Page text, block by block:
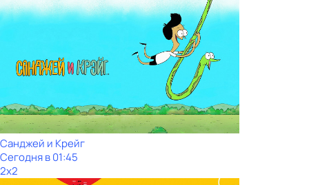
Санджей и Крейг
Сегодня в 01:45
2x2